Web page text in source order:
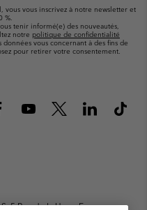
vous vous inscrivez à notre newsletter et
%.
tenir informé(e) des nouveautés,
notre politique de confidentialité
vous concernant à des fins de
pour retirer votre consentement.
5 Rue de la Haye, Espace